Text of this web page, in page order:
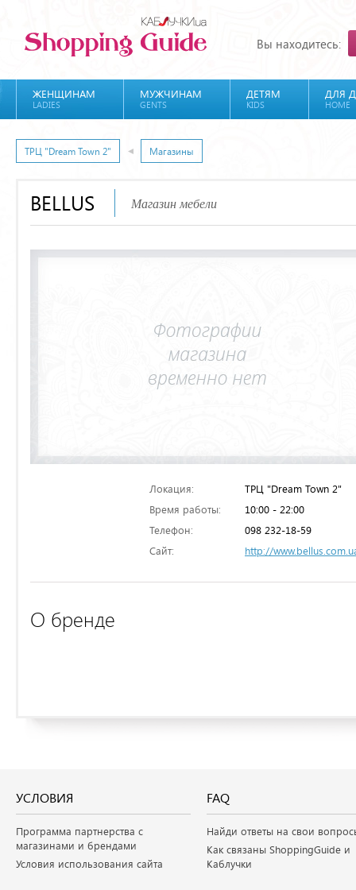
Вы находитесь:
ЖЕНЩИНАМ
LADIES
МУЖЧИНАМ
GENTS
ДЕТЯМ
KIDS
ДЛЯ
HOME
ТРЦ "Dream Town 2" Магазины
BELLUS Магазин мебели
Локация:
ТРЦ "Dream Town 2"
Время работы:
10:00 - 22:00
Телефон:
098 232-18-59
Сайт:
http://
О бренде
УСЛОВИЯ
Программа партнерства с
магазинами и брендами
Условия использования сайта
FAQ
Найди ответы на свои
Как связаны ShoppingGuide и
Каблучки